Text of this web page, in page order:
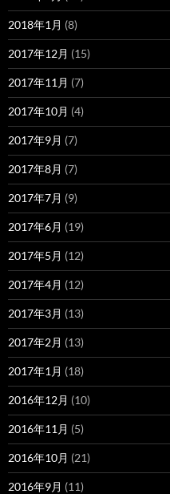
2018年1月 (8)
2017年12月 (15)
2017年11月 (7)
2017年10月 (4)
2017年9月 (7)
2017年8月 (7)
2017年7月 (9)
2017年6月 (19)
2017年5月 (12)
2017年4月 (12)
2017年3月 (13)
2017年2月 (13)
2017年1月 (18)
2016年12月 (10)
2016年11月 (5)
2016年10月 (21)
2016年9月 (11)